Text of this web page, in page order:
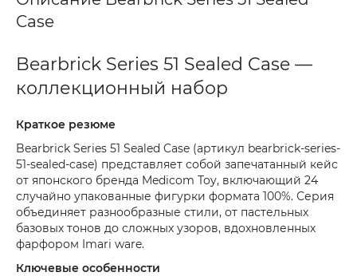
Case
Bearbrick Series 51 Sealed Case —
коллекционный набор
Краткое резюме
Bearbrick Series 51 Sealed Case (артикул bearbrick-series-
51-sealed-case) представляет собой запечатанный кейс
от японского бренда Medicom Toy, включающий 24
случайно упакованные фигурки формата 100%. Серия
объединяет разнообразные стили, от пастельных
базовых тонов до сложных узоров, вдохновленных
фарфором Imari ware.
Ключевые особенности